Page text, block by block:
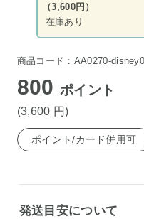
（3,600円）
在庫あり
商品コード：AA0270-
800ポイント
(3,600 円)
ポイント/カード併用可
発送目安について